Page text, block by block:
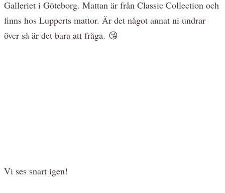
Galleriet i Göteborg. Mattan är från Classic Collection och
finns hos Lupperts mattor. Är det något annat ni undrar
över så är det bara att fråga. 😘
Vi ses snart igen!